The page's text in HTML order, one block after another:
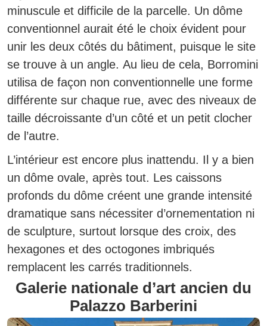
minuscule et difficile de la parcelle. Un dôme
conventionnel aurait été le choix évident pour
unir les deux côtés du bâtiment, puisque le site
se trouve à un angle. Au lieu de cela, Borromini
utilisa de façon non conventionnelle une forme
différente sur chaque rue, avec des niveaux de
taille décroissante d’un côté et un petit clocher
de l’autre.
L’intérieur est encore plus inattendu. Il y a bien
un dôme ovale, après tout. Les caissons
profonds du dôme créent une grande intensité
dramatique sans nécessiter d’ornementation ni
de sculpture, surtout lorsque des croix, des
hexagones et des octogones imbriqués
remplacent les carrés traditionnels.
Galerie nationale d’art ancien du
Palazzo Barberini